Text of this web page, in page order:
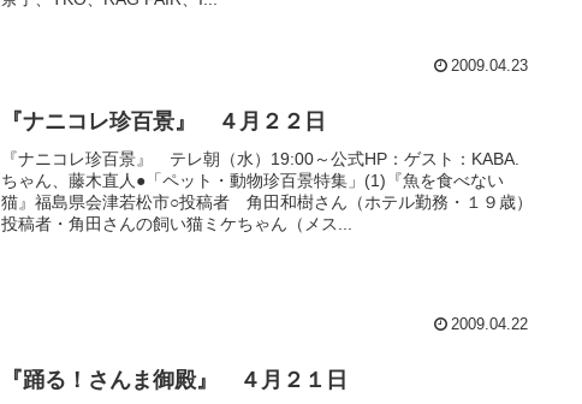
2009.04.23
『ナニコレ珍百景』 ４月２２日
『ナニコレ珍百景』 テレ朝（水）19:00～公式HP：ゲスト：KABA.
ちゃん、藤木直人●「ペット・動物珍百景特集」(1)『魚を食べない
猫』福島県会津若松市○投稿者 角田和樹さん（ホテル勤務・１９歳）
投稿者・角田さんの飼い猫ミケちゃん（メス...
2009.04.22
『踊る！さんま御殿』 ４月２１日